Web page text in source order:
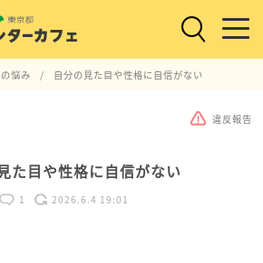
悩み 自分の見た目や性格に自信がない
違反報告
た目や性格に自信がない
1 2026.6.4 19:01